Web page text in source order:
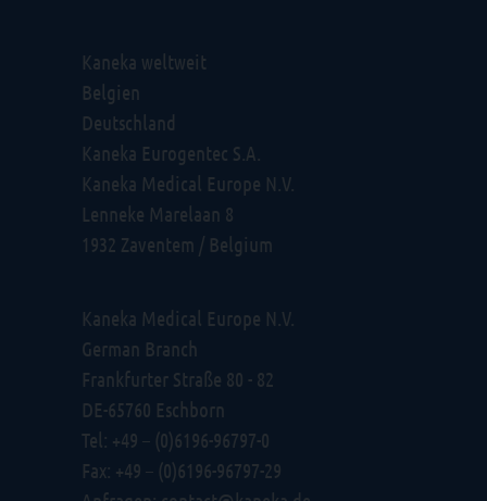
Kaneka weltweit
Belgien
Deutschland
Kaneka Eurogentec S.A.
Kaneka Medical Europe N.V.
Lenneke Marelaan 8
1932 Zaventem / Belgium
Kaneka Medical Europe N.V.
German Branch
Frankfurter Straße 80 - 82
DE-65760 Eschborn
Tel: +49 – (0)6196-96797-0
Fax: +49 – (0)6196-96797-29